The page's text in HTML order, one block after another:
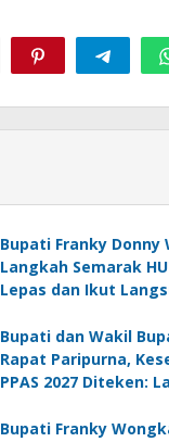
Bupati Franky Donny
Langkah Semarak
Lepas dan Ikut
Bupati dan Wakil
Rapat Paripurna,
PPAS 2027 Diteken:
Bupati Franky